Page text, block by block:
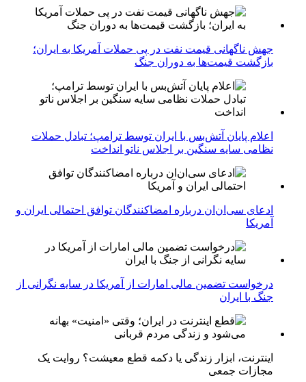
جهش ناگهانی قیمت نفت در پی حملات آمریکا به ایران؛
بازگشت قیمت‌ها به دوران جنگ
اعلام پایان آتش‌بس با ایران توسط ترامپ؛ تبادل حملات
نظامی سایه سنگین بر اجلاس ناتو انداخت
ادعای سی‌ان‌ان درباره امضاکنندگان توافق احتمالی ایران و
آمریکا
درخواست تضمین مالی امارات از آمریکا در سایه نگرانی از
جنگ با ایران
اینترنت، ابزار زندگی یا دکمه قطع معیشت؟ روایت یک
مجازات جمعی